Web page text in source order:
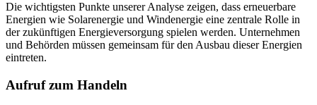
Die wichtigsten Punkte unserer Analyse zeigen, dass erneuerbare
Energien wie Solarenergie und Windenergie eine zentrale Rolle in
der zukünftigen Energieversorgung spielen werden. Unternehmen
und Behörden müssen gemeinsam für den Ausbau dieser Energien
eintreten.
Aufruf zum Handeln